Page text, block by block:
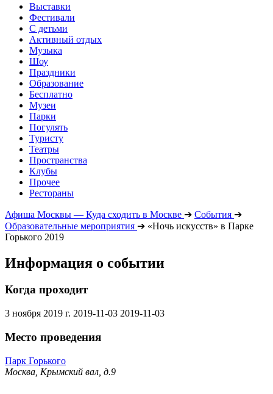
Выставки
Фестивали
С детьми
Активный отдых
Музыка
Шоу
Праздники
Образование
Бесплатно
Музеи
Парки
Погулять
Туристу
Театры
Пространства
Клубы
Прочее
Рестораны
Афиша Москвы — Куда сходить в Москве ➔ События ➔
Образовательные мероприятия ➔ «Ночь искусств» в Парке
Горького 2019
Информация о событии
Когда проходит
3 ноября 2019 г. 2019-11-03 2019-11-03
Место проведения
Парк Горького
Москва, Крымский вал, д.9